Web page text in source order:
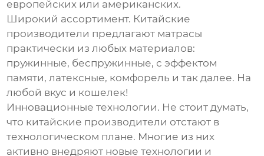
европейских или американских.
Широкий ассортимент. Китайские
производители предлагают матрасы
практически из любых материалов:
пружинные, беспружинные, с эффектом
памяти, латексные, комфорель и так далее. На
любой вкус и кошелек!
Инновационные технологии. Не стоит думать,
что китайские производители отстают в
технологическом плане. Многие из них
активно внедряют новые технологии и